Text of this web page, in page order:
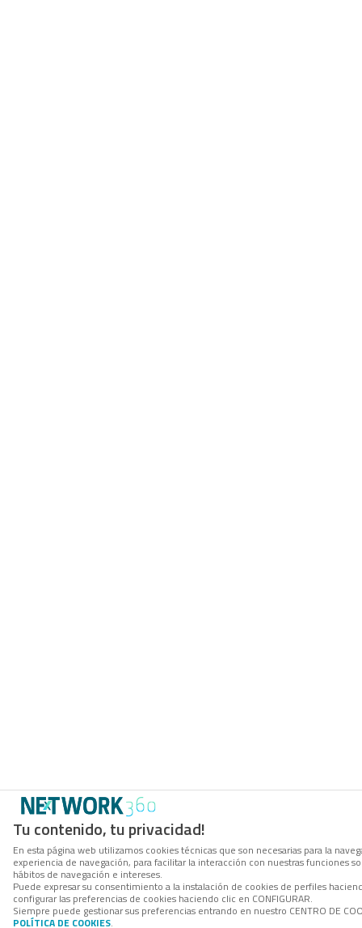
Tu contenido, tu privacidad!
En esta página web utilizamos cookies técnicas que son necesarias para la
experiencia de navegación, para facilitar la interacción con nuestras funciones
hábitos de navegación e intereses.
Puede expresar su consentimiento a la instalación de cookies de perfiles
configurar las preferencias de cookies haciendo clic en CONFIGURAR.
Siempre puede gestionar sus preferencias entrando en nuestro CENTRO DE
POLÍTICA DE COOKIES.